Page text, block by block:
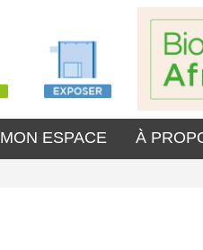
MON ESPACE À